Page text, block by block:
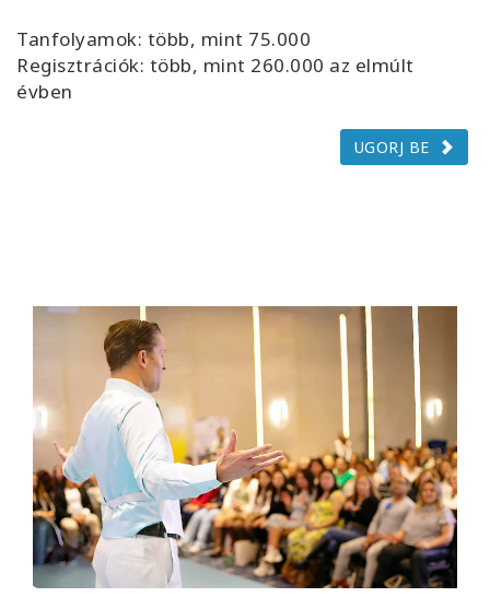
Tanfolyamok: több, mint 75.000
Regisztrációk: több, mint 260.000 az elmúlt
évben
UGORJ BE